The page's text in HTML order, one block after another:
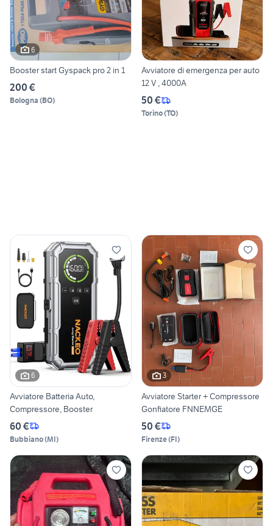
6
Booster start Gyspack pro 2 in 1
200 €
Bologna (BO)
Avviatore di emergenza per auto
12 V , 4000A
50 €
Torino(TO)
6
Avviatore Batteria Auto,
Compressore, Booster
60 €
Bubbiano(MI)
3
Avviatore Starter + Compressore
Gonfiatore FNNEMGE
50 €
Firenze(FI)